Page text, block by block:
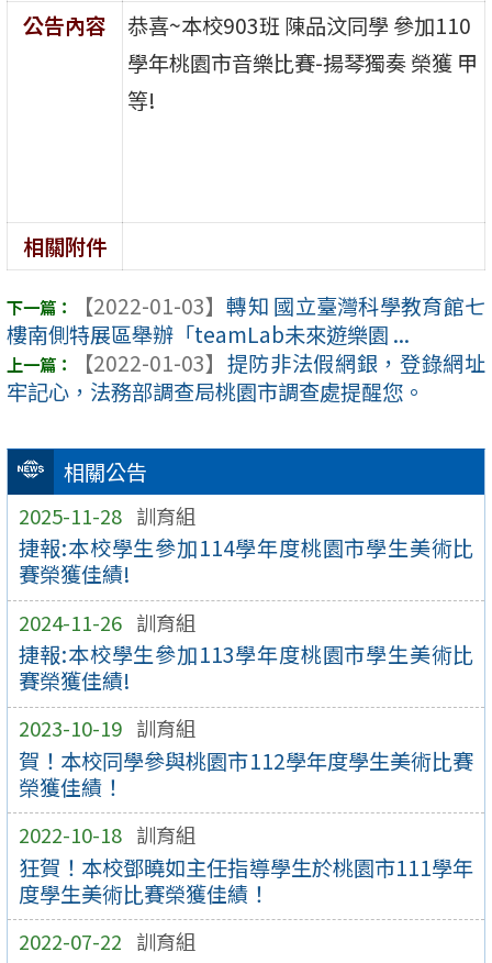
相關公告
2025-11-28 訓育組
捷報:本校學生參加114學年度桃園市學生美術比
賽榮獲佳績!
2024-11-26 訓育組
捷報:本校學生參加113學年度桃園市學生美術比
賽榮獲佳績!
2023-10-19 訓育組
賀！本校同學參與桃園市112學年度學生美術比賽
榮獲佳績！
2022-10-18 訓育組
狂賀！本校鄧曉如主任指導學生於桃園市111學年
度學生美術比賽榮獲佳績！
2022-07-22 訓育組
公告內容
恭喜~本校903班 陳品汶同學 參加110
學年桃園市音樂比賽-揚琴獨奏 榮獲 甲
等!
相關附件
【2022-01-03】 轉知 國立臺灣科學教育館七
樓南側特展區舉辦「teamLab未來遊樂園 ...
【2022-01-03】 提防非法假網銀，登錄網址
牢記心，法務部調查局桃園市調查處提醒您。